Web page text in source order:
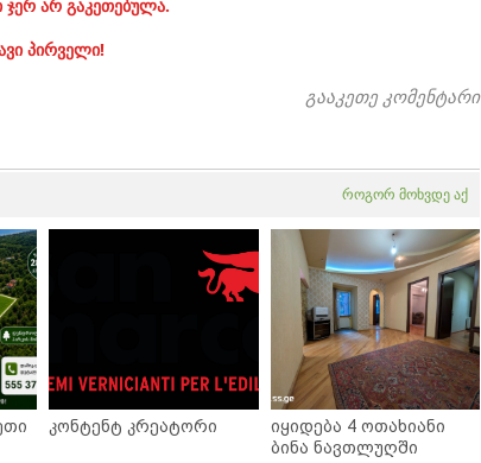
ჯერ არ გაკეთებულა.
პირველი!
გააკეთე კომენტარი
როგორ მოხვდე აქ
კონტენტ კრეატორი
იყიდება 4 ოთახიანი
ბინა ნავთლუღში